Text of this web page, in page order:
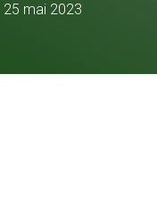
25 mai 2023